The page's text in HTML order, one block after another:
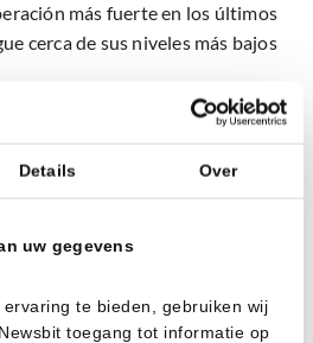
Details Over
uw gegevens
te bieden, gebruiken wij
toegang tot informatie op
más fuerte en los últimos
cerca de sus niveles más bajos
sea totalmente
inversores se mantienen
frágil y los vendedores
los próximos días